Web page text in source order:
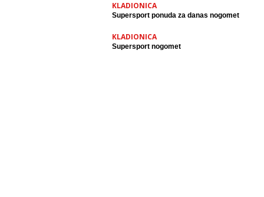
KLADIONICA
Supersport ponuda za danas nogomet
KLADIONICA
Supersport nogomet